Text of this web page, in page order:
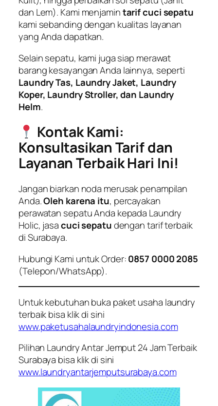
dan Lem). Kami menjamintarif cuci sepatu
kami sebanding dengan kualitas layanan
yang Anda dapatkan.
Selain sepatu, kami juga siap merawat
barang kesayangan Anda lainnya, seperti
Laundry Tas, Laundry Jaket, Laundry
Koper, Laundry Stroller, dan Laundry
Helm.
Kontak Kami:
Konsultasikan Tarif dan
Layanan Terbaik Hari Ini!
Jangan biarkan noda merusak penampilan
Anda.Oleh karena itu, percayakan
perawatan sepatu Anda kepada Laundry
Holic, jasacuci sepatudengan tarif terbaik
di Surabaya.
Hubungi Kami untuk Order:0857 0000 2085
(Telepon/WhatsApp).
Untuk kebutuhan buka paket usaha laundry
terbaik bisa klik di sini
www.paketusahalaundryindonesia.com
Pilihan Laundry Antar Jemput 24 Jam Terbaik
Surabaya bisa klik di sini
www.laundryantarjemputsurabaya.com